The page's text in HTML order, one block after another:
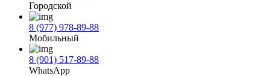
Городской
8 (977) 978-89-88
Мобильный
8 (901) 517-89-88
WhatsApp